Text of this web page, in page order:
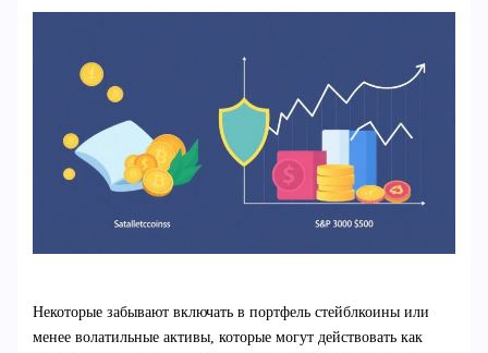
Некоторые забывают включать в портфель стейблкоины или
менее волатильные активы, которые могут действовать как